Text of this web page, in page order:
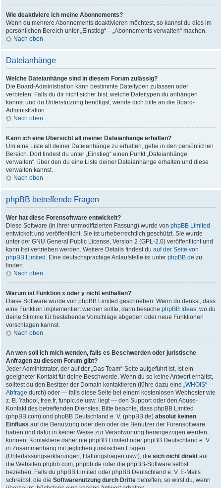
Wie deaktiviere ich meine Abonnements?
Wenn du mehrere Abonnements deaktivieren möchtest, so kannst du dies im
persönlichen Bereich unter „Einstieg“ – „Abonnements verwalten“ machen.
Nach oben
Dateianhänge
Welche Dateianhänge sind in diesem Forum zulässig?
Die Board-Administration kann bestimmte Dateitypen zulassen oder
verbieten. Falls du dir nicht sicher bist, welche Dateitypen du anhängen
kannst und du Unterstützung benötigst, wende dich bitte an die Board-
Administration.
Nach oben
Kann ich eine Übersicht all meiner Dateianhänge erhalten?
Um eine Liste all deiner Dateianhänge zu erhalten, gehe in den persönlichen
Bereich. Dort findest du unter „Einstieg“ einen Punkt „Dateianhänge
verwalten“, über den du eine Liste deiner Dateianhänge erhalten und diese
verwalten kannst.
Nach oben
phpBB betreffende Fragen
Wer hat diese Forensoftware entwickelt?
Diese Software (in ihrer unmodifizierten Fassung) wurde von phpBB Limited
entwickelt und veröffentlicht. Sie ist urheberrechtlich geschützt. Sie wurde
unter der GNU General Public License, Version 2 (GPL-2.0) veröffentlicht und
kann frei vertrieben werden. Weitere Details findest du auf der Seite von
phpBB Limited . Eine deutschsprachige Anlaufstelle ist unter phpBB.de zu
finden.
Nach oben
Warum ist Funktion x oder y nicht enthalten?
Diese Software wurde von phpBB Limited geschrieben. Wenn du denkst, dass
eine Funktion implementiert werden sollte, dann besuche phpBB Ideas, wo du
deine Stimme für bestehende Vorschläge abgeben oder neue Funktionen
vorschlagen kannst.
Nach oben
An wen soll ich mich wenden, falls es Beschwerden oder juristische
Anfragen zu diesem Forum gibt?
Jeder Administrator, der auf der „Das Team“-Seite aufgeführt ist, ist ein
geeigneter Kontakt für deine Beschwerde. Wenn du so keine Antwort erhältst,
solltest du den Besitzer der Domain kontaktieren (führe dazu eine „WHOIS“-
Abfrage durch) oder — falls diese Seite bei einem kostenlosen Webhoster wie
z. B. Yahoo!, free.fr, funpic.de usw. liegt — den Support oder den Abuse-
Kontakt des betreffenden Dienstes. Bitte beachte, dass phpBB Limited
(phpBB.com) und phpBB Deutschland e. V. (phpBB.de) absolut keinen
Einfluss auf die Benutzung oder den oder die Benutzer der Forensoftware
haben und dafür in keiner Weise zur Verantwortung herangezogen werden
können. Kontaktiere daher nie phpBB Limited oder phpBB Deutschland e. V.
in Zusammenhang mit jeglichen juristischen Fragen
(Unterlassungserklärungen, Haftungsfragen usw.), die sich nicht direkt auf
die Websiten phpbb.com, phpbb.de oder die phpBB-Software selbst
beziehen. Falls du phpBB Limited oder phpBB Deutschland e. V. E-Mails
schreibst, die die Softwarenutzung durch Dritte betreffen, so wirst du, wenn